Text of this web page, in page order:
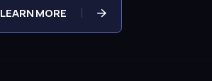
LEARN MORE